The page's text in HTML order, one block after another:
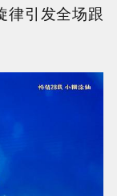
律引发全场跟